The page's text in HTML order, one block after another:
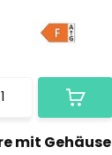
mit Gehäuse